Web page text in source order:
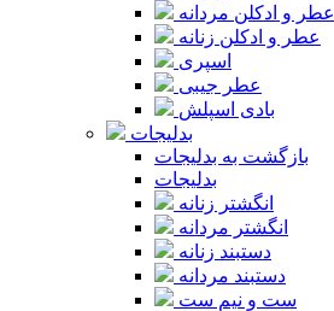
عطر و ادکلن مردانه
عطر و ادکلن زنانه
اسپری
عطر جیبی
بادی اسپلش
بدلیجات
بازگشت به بدلیجات
بدلیجات
انگشتر زنانه
انگشتر مردانه
دستبند زنانه
دستبند مردانه
ست و نیم ست